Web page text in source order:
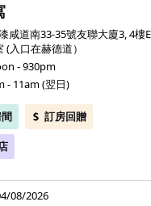
咸道南33-35號友聯大廈3, 4樓
(入口在赫德道）
- 930pm
- 11am (翌日)
訂房回贈
08/2026